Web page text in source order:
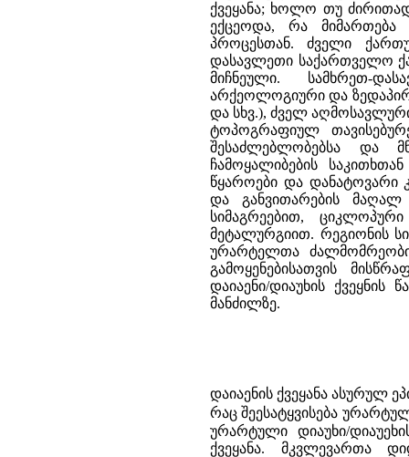
ქვეყანა; ხოლო თუ
ექცეოდა, რა მიმართება
პროცესთან. ძველი
დასავლეთი საქართველო
მიჩნეული. სამხრეთ-
არქეოლოგიური და
და სხვ.), ძველ
ტოპოგრაფიულ
შესაძლებლობებსა და
ჩამოყალიბების
წყაროები და დანატოვარი
და განვითარების
სიმაგრეებით,
მეტალურგიით. რეგიონის
ურარტელთა
გამოყენებისათვის
დაიაენი/დიაუხის ქვეყნის
მანძილზე.
დაიაენის ქვეყანა ასურულ
რაც შეესატყვისება
ურარტული დიაუხი/
ქვეყანა. მკვლევართა